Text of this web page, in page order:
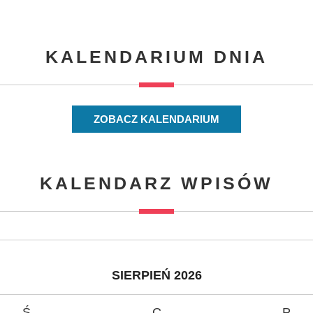
KALENDARIUM DNIA
ZOBACZ KALENDARIUM
KALENDARZ WPISÓW
SIERPIEŃ 2026